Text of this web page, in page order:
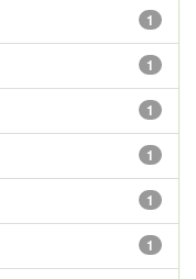
1
1
1
1
1
1